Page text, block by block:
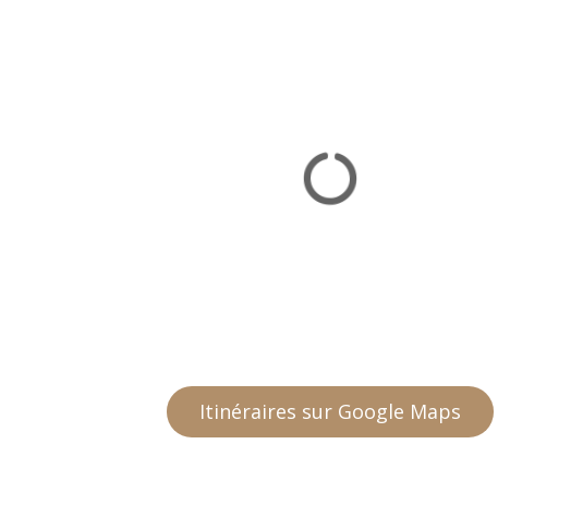
Itinéraires sur Google Maps